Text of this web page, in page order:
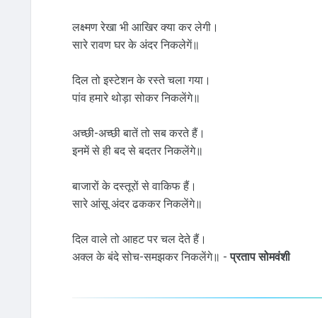
लक्ष्मण रेखा भी आखिर क्या कर लेगी।
सारे रावण घर के अंदर निकलेगें॥
दिल तो इस्टेशन के रस्ते चला गया।
पांव हमारे थोड़ा सोकर निकलेंगे॥
अच्छी-अच्छी बातें तो सब करते हैं।
इनमें से ही बद से बदतर निकलेंगे॥
बाजारों के दस्तूरों से वाकिफ हैं।
सारे आंसू अंदर ढककर निकलेंगे॥
दिल वाले तो आहट पर चल देते हैं।
अक्ल के बंदे सोच-समझकर निकलेंगे॥ -प्रताप सोमवंशी